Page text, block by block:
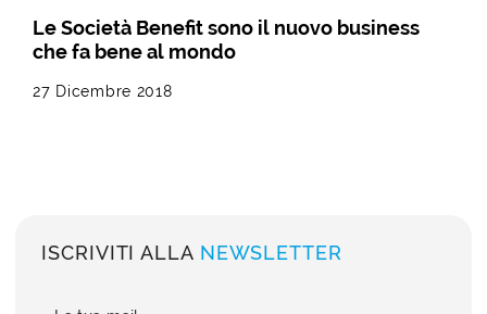
Le Società Benefit sono il nuovo business
che fa bene al mondo
27 Dicembre 2018
ISCRIVITI ALLA NEWSLETTER